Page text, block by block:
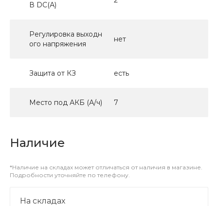
В DC(А)
Регулировка выходн
ого напряжения
нет
Защита от КЗ есть
Место под АКБ (А/ч) 7
Наличие
*Наличие на складах может отличаться от наличия в магазине.
Подробности уточняйте по телефону.
На складах